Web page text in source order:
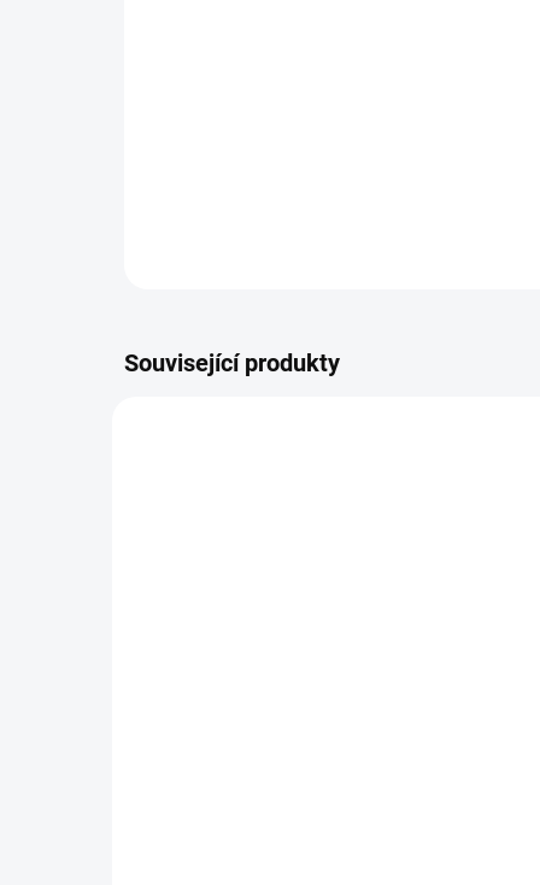
Související produkty